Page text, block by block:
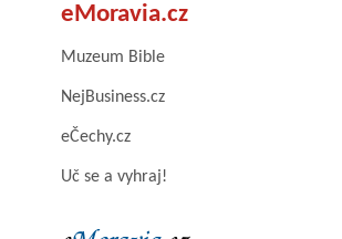
eMoravia.cz
Muzeum Bible
NejBusiness.cz
eČechy.cz
Uč se a vyhraj!